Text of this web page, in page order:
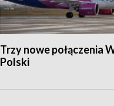
Trzy nowe połączenia
Polski